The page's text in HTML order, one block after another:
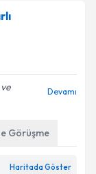
Devamı
Görüşme
Haritada Göster